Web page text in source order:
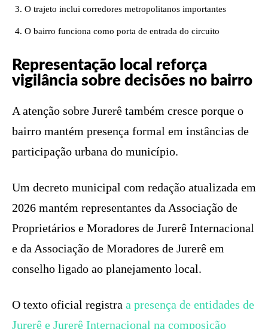
O trajeto inclui corredores metropolitanos importantes
O bairro funciona como porta de entrada do circuito
Representação local reforça
vigilância sobre decisões no bairro
A atenção sobre Jurerê também cresce porque o
bairro mantém presença formal em instâncias de
participação urbana do município.
Um decreto municipal com redação atualizada em
2026 mantém representantes da Associação de
Proprietários e Moradores de Jurerê Internacional
e da Associação de Moradores de Jurerê em
conselho ligado ao planejamento local.
O texto oficial registra a presença de entidades de
Jurerê e Jurerê Internacional na composição